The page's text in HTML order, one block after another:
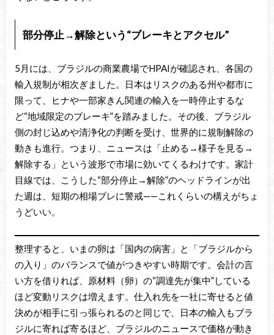
部分停止→解除という“ブレーキとアクセル”
5月には、ブラジルの商業農場でHPAIが確認され、各国の
輸入規制が相次ぎました。日本はリスクのある州や都市に
限って、ヒナや一部家きん関連の輸入を一時停止するな
ど“地域限定のブレーキ”を踏みました。その後、ブラジル
側の封じ込めや清浄化の判断を受け、世界的に規制解除の
動きも進行。つまり、ニュースは「止める→様子を見る→
解除する」という波形で市場に効いてくるわけです。家計
目線では、こうした“部分停止→解除”のヘッドラインが出
た週は、短期の相場ブレに警戒——これくらいの構えがちょ
うどいい。
整理すると、いまの卵は「国内の病害」と「ブラジルから
の入り」のバランスで値がつきやすい時期です。会計の言
い方を借りれば、原材料（卵）の“調達先が集中”している
ほど変動リスクは増えます。仕入れ先を一社に寄せると値
決めが相手に引っ張られるのと同じで、日本の輸入もブラ
ジルに寄れば寄るほど、ブラジルのニュースで価格が動き